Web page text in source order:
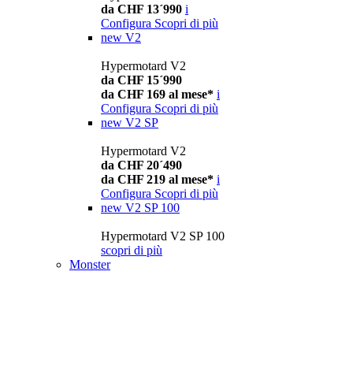
da CHF 13´990 i
Configura Scopri di più
new V2
Hypermotard V2
da CHF 15´990
da CHF 169 al mese* i
Configura Scopri di più
new V2 SP
Hypermotard V2
da CHF 20´490
da CHF 219 al mese* i
Configura Scopri di più
new V2 SP 100
Hypermotard V2 SP 100
scopri di più
Monster